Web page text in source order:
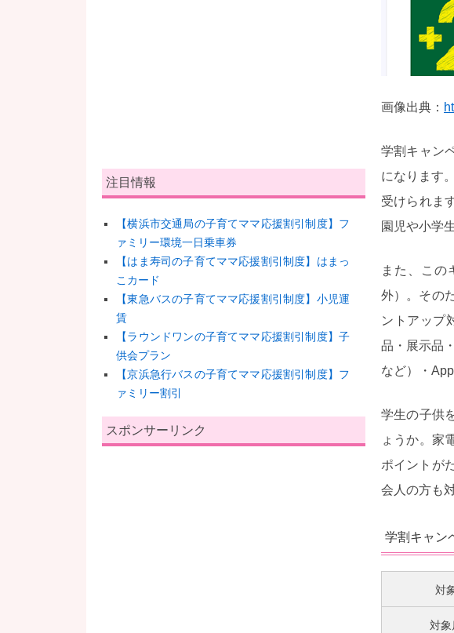
画像出典：
学割キャン
になります
受けられま
園児や小学
また、この
外）。その
ントアップ
品・展示品
など）・
学生の子供
ょうか。家
ポイントが
会人の方も
学割キャン
対
対
注目情報
【横浜市交通局の子育てママ応援割引制度】フ
ァミリー環境一日乗車券
【はま寿司の子育てママ応援割引制度】はまっ
こカード
【東急バスの子育てママ応援割引制度】小児運
賃
【ラウンドワンの子育てママ応援割引制度】子
供会プラン
【京浜急行バスの子育てママ応援割引制度】フ
ァミリー割引
スポンサーリンク